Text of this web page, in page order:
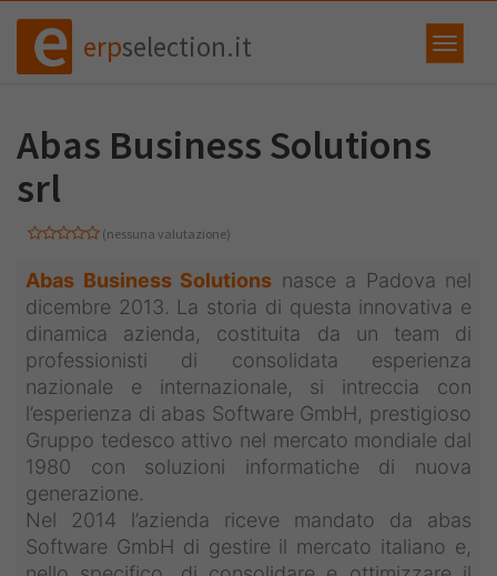
erpselection.it
Abas Business Solutions
srl
(nessuna valutazione)
Abas Business Solutions nasce a Padova nel
dicembre 2013. La storia di questa innovativa e
dinamica azienda, costituita da un team di
professionisti di consolidata esperienza
nazionale e internazionale, si intreccia con
l’esperienza di abas Software GmbH, prestigioso
Gruppo tedesco attivo nel mercato mondiale dal
1980 con soluzioni informatiche di nuova
generazione.
Nel 2014 l’azienda riceve mandato da abas
Software GmbH di gestire il mercato italiano e,